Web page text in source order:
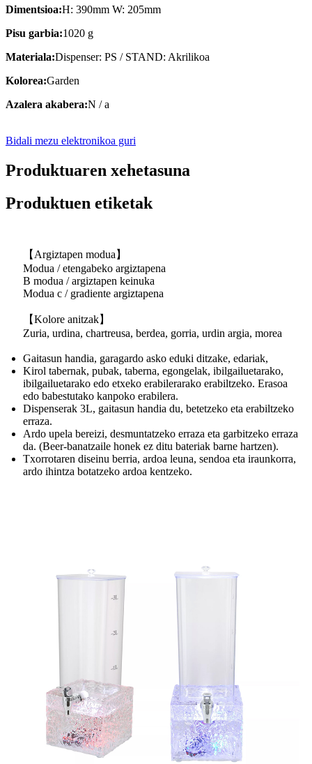
Dimentsioa:H: 390mm W: 205mm
Pisu garbia:1020 g
Materiala:Dispenser: PS / STAND: Akrilikoa
Kolorea:Garden
Azalera akabera:N / a
Bidali mezu elektronikoa guri
Produktuaren xehetasuna
Produktuen etiketak
【Argiztapen modua】
Modua / etengabeko argiztapena
B modua / argiztapen keinuka
Modua c / gradiente argiztapena
【Kolore anitzak】
Zuria, urdina, chartreusa, berdea, gorria, urdin argia, morea
Gaitasun handia, garagardo asko eduki ditzake, edariak,
Kirol tabernak, pubak, taberna, egongelak, ibilgailuetarako,
ibilgailuetarako edo etxeko erabilerarako erabiltzeko. Erasoa
edo babestutako kanpoko erabilera.
Dispenserak 3L, gaitasun handia du, betetzeko eta erabiltzeko
erraza.
Ardo upela bereizi, desmuntatzeko erraza eta garbitzeko erraza
da. (Beer-banatzaile honek ez ditu bateriak barne hartzen).
Txorrotaren diseinu berria, ardoa leuna, sendoa eta iraunkorra,
ardo ihintza botatzeko ardoa kentzeko.